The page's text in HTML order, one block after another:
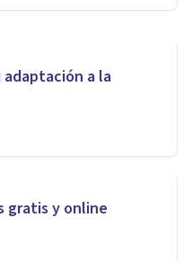
adaptación a la
gratis y online